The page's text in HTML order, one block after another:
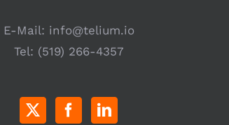
E-Mail: info@telium.io
Tel: (519) 266-4357